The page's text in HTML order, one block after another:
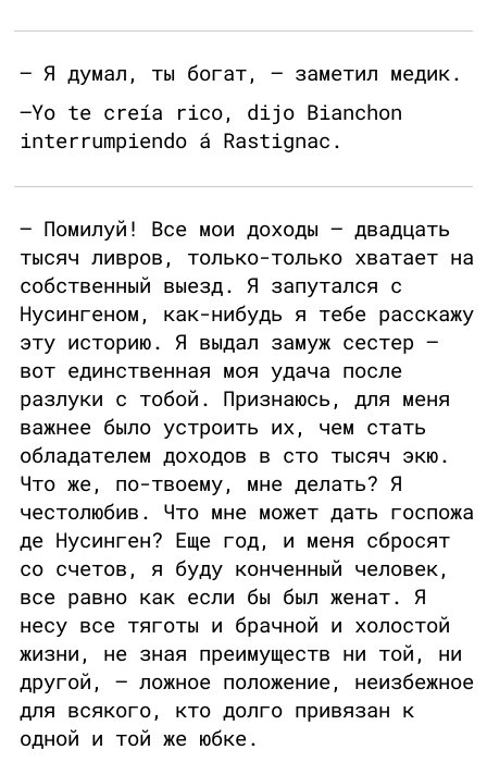
— Я думал, ты богат, — заметил медик.
—Yo te creía rico, dijo Bianchon
interrumpiendo á Rastignac.
— Помилуй! Все мои доходы — двадцать
тысяч ливров, только-только хватает на
собственный выезд. Я запутался с
Нусингеном, как-нибудь я тебе расскажу
эту историю. Я выдал замуж сестер —
вот единственная моя удача после
разлуки с тобой. Признаюсь, для меня
важнее было устроить их, чем стать
обладателем доходов в сто тысяч экю.
Что же, по-твоему, мне делать? Я
честолюбив. Что мне может дать госпожа
де Нусинген? Еще год, и меня сбросят
со счетов, я буду конченный человек,
все равно как если бы был женат. Я
несу все тяготы и брачной и холостой
жизни, не зная преимуществ ни той, ни
другой, — ложное положение, неизбежное
для всякого, кто долго привязан к
одной и той же юбке.